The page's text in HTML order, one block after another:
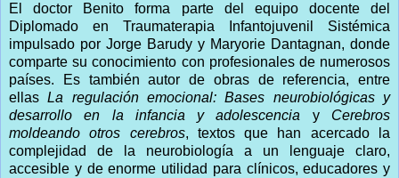
El doctor Benito forma parte del equipo docente del
Diplomado en Traumaterapia Infantojuvenil Sistémica
impulsado por Jorge Barudy y Maryorie Dantagnan, donde
comparte su conocimiento con profesionales de numerosos
países. Es también autor de obras de referencia, entre
ellas La regulación emocional: Bases neurobiológicas y
desarrollo en la infancia y adolescencia y
Cerebros
moldeando otros cerebros, textos que han acercado la
complejidad de la neurobiología a un lenguaje claro,
accesible y de enorme utilidad para clínicos, educadores y